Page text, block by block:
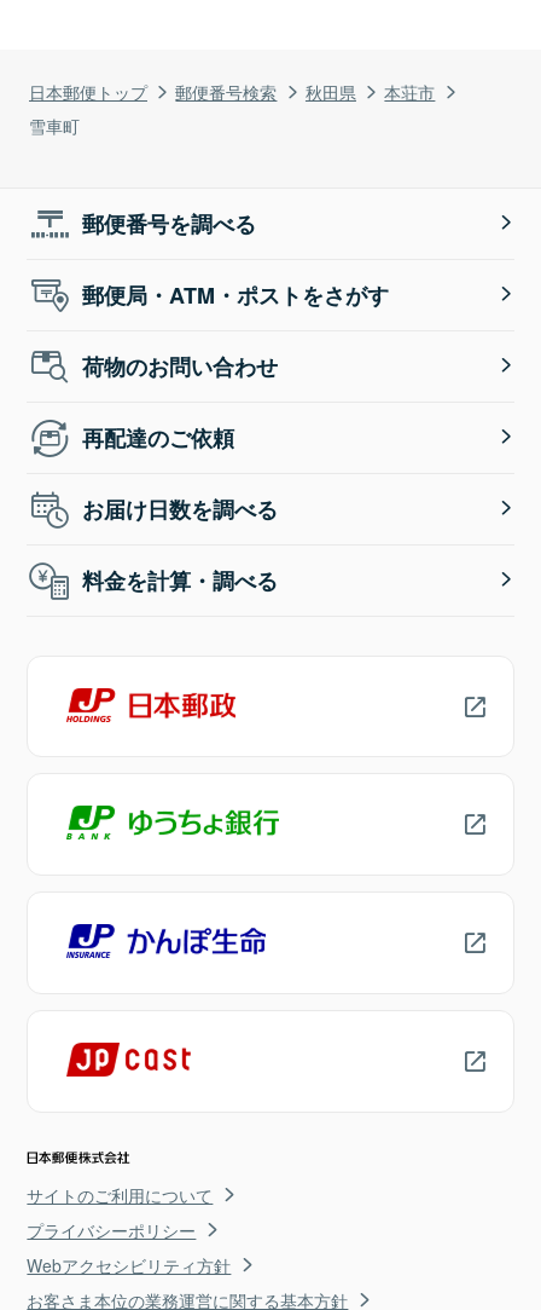
日本郵便トップ 郵便番号検索 秋田県
本荘市
雪車町
郵便番号を調べる
郵便局・ATM・ポストをさがす
荷物のお問い合わせ
再配達のご依頼
お届け日数を調べる
料金を計算・調べる
サイトのご利用について
プライバシーポリシー
Webアクセシビリティ方針
お客さま本位の業務運営に関する基本方針